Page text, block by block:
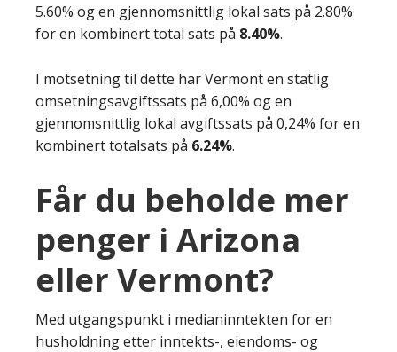
5.60% og en gjennomsnittlig lokal sats på 2.80%
for en kombinert total sats på 8.40%.
I motsetning til dette har Vermont en statlig
omsetningsavgiftssats på 6,00% og en
gjennomsnittlig lokal avgiftssats på 0,24% for en
kombinert totalsats på 6.24%.
Får du beholde mer
penger i Arizona
eller Vermont?
Med utgangspunkt i medianinntekten for en
husholdning etter inntekts-, eiendoms- og